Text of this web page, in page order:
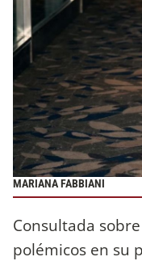
MARIANA FABBIANI
Consultada
polémicos en su